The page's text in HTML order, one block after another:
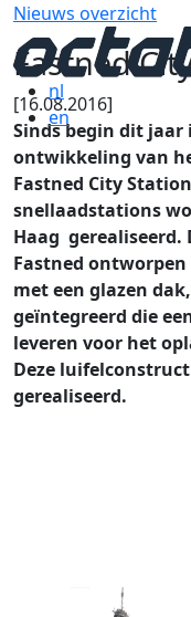
nl
en
Nieuws overzicht
Fastned
[16.08.2016]
Sinds begin dit
ontwikkeling van
Fastned City
snellaadstations
Haag gerealiseerd.
Fastned
met een glazen
geïntegreerd die
leveren voor het
Deze
gerealiseerd.